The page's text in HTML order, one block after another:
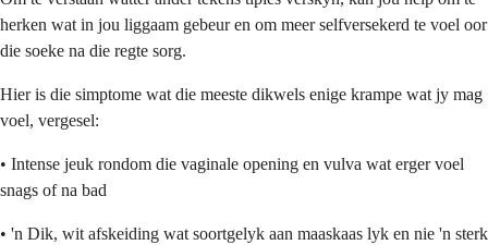
herken wat in jou liggaam gebeur en om meer selfversekerd te voel oor
die soeke na die regte sorg.
Hier is die simptome wat die meeste dikwels enige krampe wat jy mag
voel, vergesel:
• Intense jeuk rondom die vaginale opening en vulva wat erger voel
snags of na bad
• 'n Dik, wit afskeiding wat soortgelyk aan maaskaas lyk en nie 'n sterk